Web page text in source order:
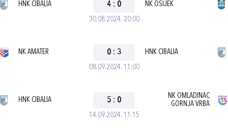
30.08.2024. 20:00
HNK CIBALIA 4 : 0 NK OSIJEK
08.09.2024. 11:00
NK AMATER 0 : 3 HNK CIBALIA
14.09.2024. 11:15
HNK CIBALIA 5 : 0
NK OMLADINAC
GORNJA VRBA